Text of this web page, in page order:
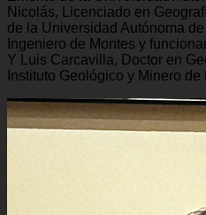
Nicolás, Licenciado en
de la Universidad Autónoma
Ingeniero de Montes y
Y Luis Carcavilla, Doctor en
Instituto Geológico y Minero